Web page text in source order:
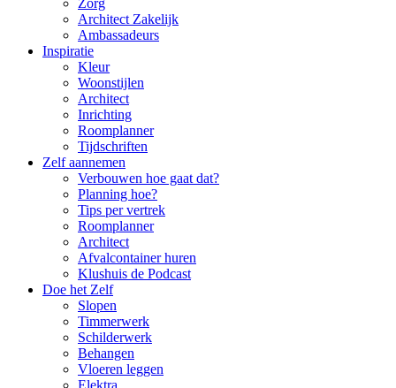
Zorg
Architect Zakelijk
Ambassadeurs
Inspiratie
Kleur
Woonstijlen
Architect
Inrichting
Roomplanner
Tijdschriften
Zelf aannemen
Verbouwen hoe gaat dat?
Planning hoe?
Tips per vertrek
Roomplanner
Architect
Afvalcontainer huren
Klushuis de Podcast
Doe het Zelf
Slopen
Timmerwerk
Schilderwerk
Behangen
Vloeren leggen
Elektra